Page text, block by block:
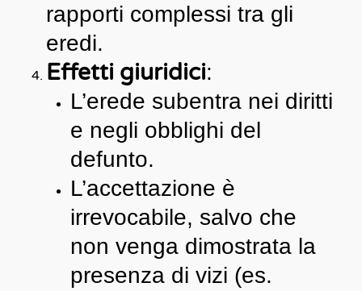
rapporti complessi tra gli
eredi.
Effetti giuridici:
L’erede subentra nei diritti
e negli obblighi del
defunto.
L’accettazione è
irrevocabile, salvo che
non venga dimostrata la
presenza di vizi (es.